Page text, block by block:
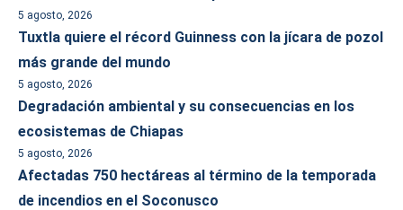
5 agosto, 2026
Tuxtla quiere el récord Guinness con la jícara de pozol
más grande del mundo
5 agosto, 2026
Degradación ambiental y su consecuencias en los
ecosistemas de Chiapas
5 agosto, 2026
Afectadas 750 hectáreas al término de la temporada
de incendios en el Soconusco